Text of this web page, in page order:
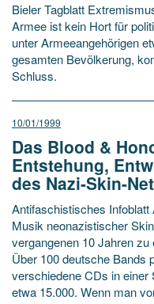
Bieler Tagblatt
Armee ist kein Hort für
unter Armeeangehörigen
gesamten Bevölkerung,
Schluss.
10/01/1999
Das Blood &
Entstehung,
des Nazi-Skin-
Antifaschistisches
Musik neonazistischer
vergangenen 10 Jahren
Über 100 deutsche Bands
verschiedene CDs in einer
etwa 15.000. Wenn man